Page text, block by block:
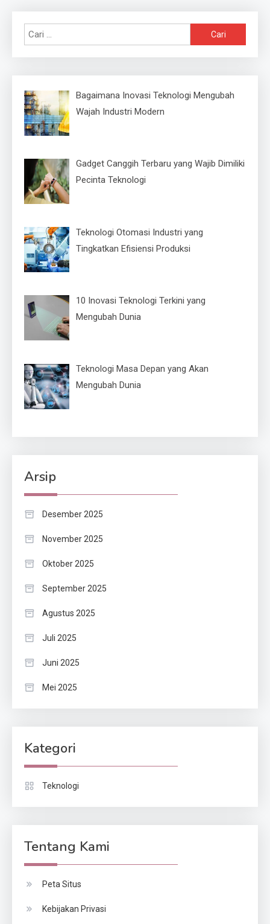
untuk:
Bagaimana Inovasi Teknologi Mengubah
Wajah Industri Modern
Gadget Canggih Terbaru yang Wajib Dimiliki
Pecinta Teknologi
Teknologi Otomasi Industri yang
Tingkatkan Efisiensi Produksi
10 Inovasi Teknologi Terkini yang
Mengubah Dunia
Teknologi Masa Depan yang Akan
Mengubah Dunia
Arsip
Desember 2025
November 2025
Oktober 2025
September 2025
Agustus 2025
Juli 2025
Juni 2025
Mei 2025
Kategori
Teknologi
Tentang Kami
Peta Situs
Kebijakan Privasi